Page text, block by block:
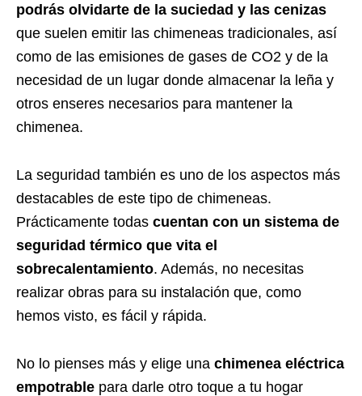
podrás olvidarte de la suciedad y las cenizas
que suelen emitir las chimeneas tradicionales, así
como de las emisiones de gases de CO2 y de la
necesidad de un lugar donde almacenar la leña y
otros enseres necesarios para mantener la
chimenea.
La seguridad también es uno de los aspectos más
destacables de este tipo de chimeneas.
Prácticamente todas cuentan con un sistema de
seguridad térmico que vita el
sobrecalentamiento. Además, no necesitas
realizar obras para su instalación que, como
hemos visto, es fácil y rápida.
No lo pienses más y elige una chimenea eléctrica
empotrable para darle otro toque a tu hogar